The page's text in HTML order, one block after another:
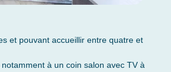
et pouvant accueillir entre quatre et
à un coin salon avec TV à